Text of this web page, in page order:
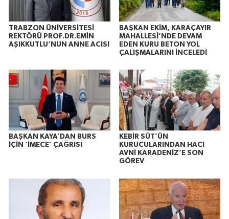
TRABZON ÜNİVERSİTESİ
REKTÖRÜ PROF.DR.EMİN
AŞIKKUTLU’NUN ANNE ACISI
BAŞKAN EKİM, KARAÇAYIR
MAHALLESİ’NDE DEVAM
EDEN KURU BETON YOL
ÇALIŞMALARINI İNCELEDİ
BAŞKAN KAYA’DAN BURS
İÇİN ‘İMECE’ ÇAĞRISI
KEBİR SÜT’ÜN
KURUCULARINDAN HACI
AVNİ KARADENİZ’E SON
GÖREV